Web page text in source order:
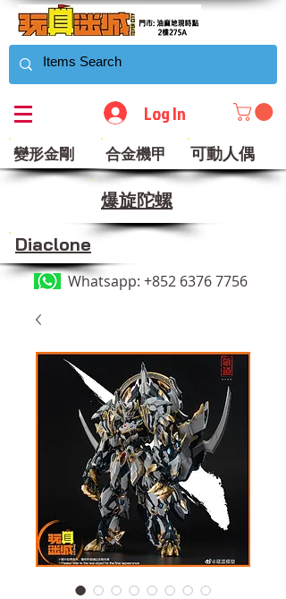
Log In
變形金剛 合金機甲 可動人偶
​爆旋陀螺
Diaclone
Whatsapp: +852 6376 7756